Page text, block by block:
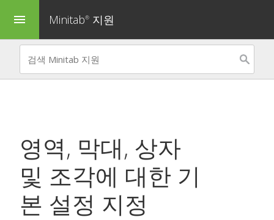
menu Minitab® 지원
영역, 막대, 상자
및 조각에 대한 기
본 설정 지정